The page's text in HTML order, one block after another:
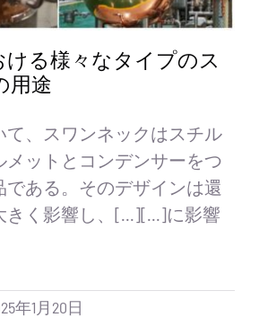
ける様々なタイプのス
用途
て、スワンネックはスチル
メットとコンデンサーをつ
である。そのデザインは還
きく影響し、[...][...]に影響
年1月20日